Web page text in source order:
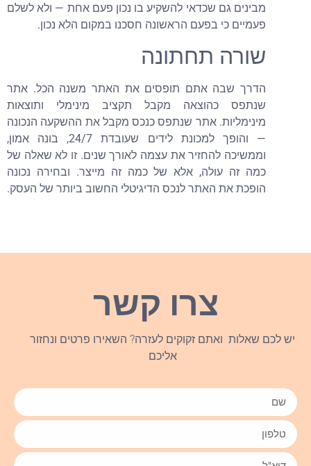
מבינים גם שכדאי להשקיע בו נכון פעם אחת — ולא לשלם
פעמיים כי בפעם הראשונה חסכנו במקום הלא נכון.
שורה תחתונה
הדרך שבה אתם תופסים את האתר משנה הכל. אתר
שנתפס כהוצאה מקבל תקציב מינימלי ותוצאות
מינימליות. אתר שנתפס כנכס מקבל את ההשקעה הנכונה
— והופך למכונת לידים שעובדת 24/7, בונה אמון,
וממשיכה להחזיר את עצמה לאורך שנים. זו לא שאלה של
כמה זה עולה, אלא של כמה זה מייצר. ובחירה נכונה
הופכת את האתר לנכס הדיגיטלי החשוב ביותר של העסק.
צרו קשר
יש לכם שאלות ואתם זקוקים לעזרה? השאירו פרטים ונחזור
אליכם